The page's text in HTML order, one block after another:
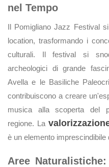
nel Tempo
Il Pomigliano Jazz Festival
location, trasformando i
culturali. Il festival si
archeologici di grande
Avella e le Basiliche
contribuiscono a creare
musica alla scoperta del
regione. La
è un elemento imprescindibile
Aree